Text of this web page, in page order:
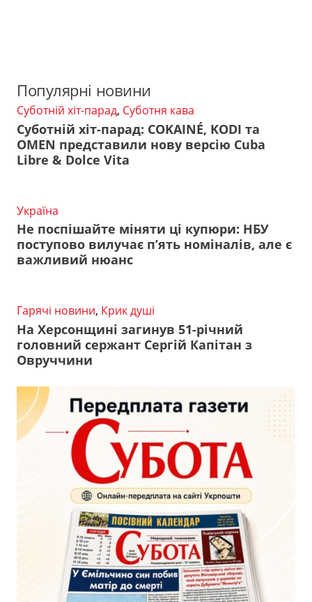
Популярні новини
Суботній хіт-парад, Суботня кава
Суботній хіт-парад: COKAINÉ, KODI та
OMEN представили нову версію Cuba
Libre & Dolce Vita
Україна
Не поспішайте міняти ці купюри: НБУ
поступово вилучає п’ять номіналів, але є
важливий нюанс
Гарячі новини, Крик душі
На Херсонщині загинув 51-річний
головний сержант Сергій Капітан з
Овруччини